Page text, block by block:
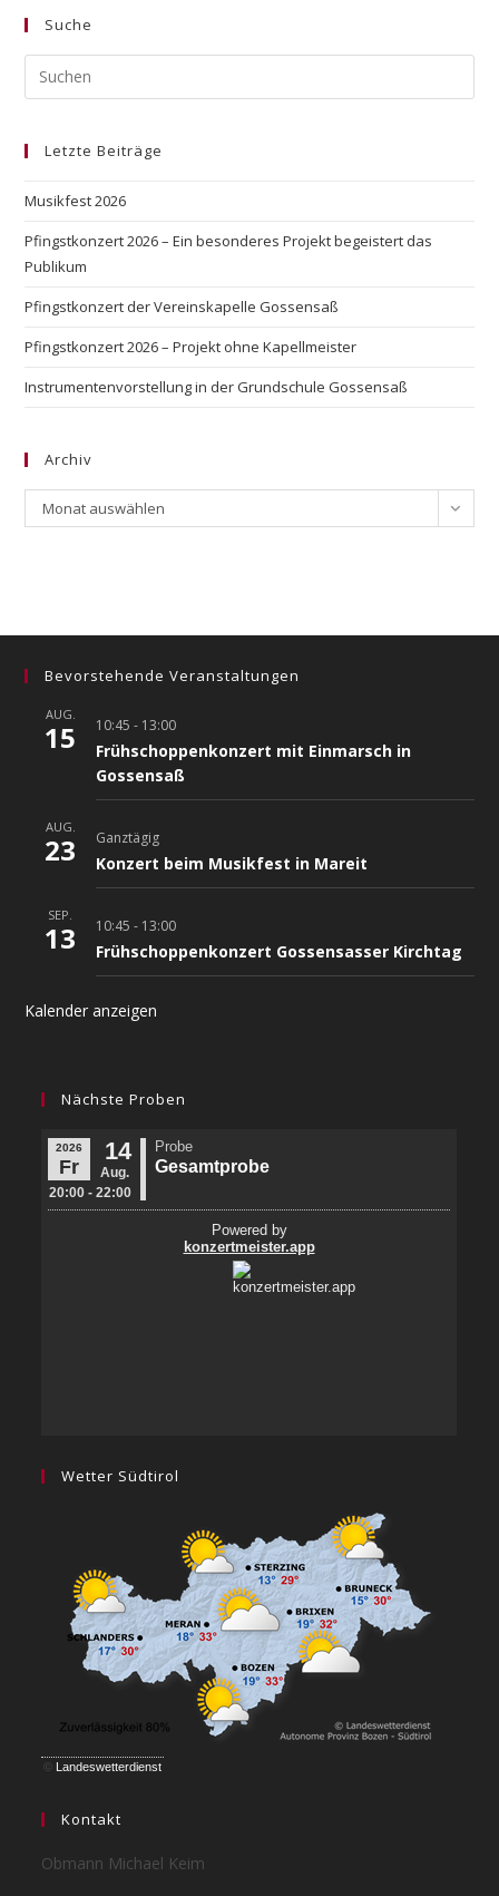
Suche
Letzte Beiträge
Musikfest 2026
Pfingstkonzert 2026 – Ein besonderes Projekt begeistert das
Publikum
Pfingstkonzert der Vereinskapelle Gossensaß
Pfingstkonzert 2026 – Projekt ohne Kapellmeister
Instrumentenvorstellung in der Grundschule Gossensaß
Archiv
Archiv
Monat auswählen
Bevorstehende Veranstaltungen
AUG.
15 10:45 - 13:00
Frühschoppenkonzert mit Einmarsch in
Gossensaß
AUG.
23 Ganztägig
Konzert beim Musikfest in Mareit
SEP.
13 10:45 - 13:00
Frühschoppenkonzert Gossensasser Kirchtag
Kalender anzeigen
Nächste Proben
Wetter Südtirol
© Landeswetterdienst
Kontakt
Obmann Michael Keim